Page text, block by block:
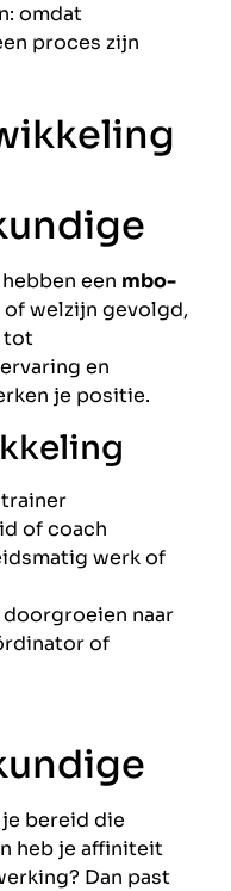
omdat
proces zijn
een mbo-
of welzijn gevolgd,
tot
en
je positie.
of coach
werk of
naar
of
bereid die
heb je affiniteit
Dan past